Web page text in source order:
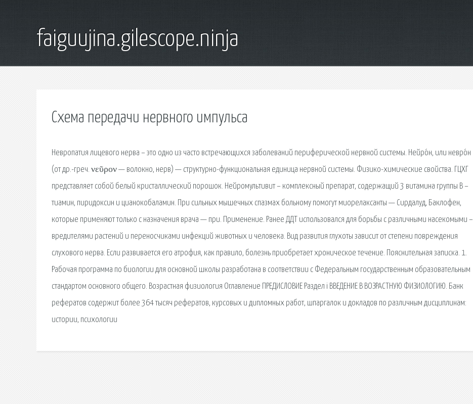
faiguujina.gilescope.ninja
Схема передачи нервного импульса
Невропатия лицевого нерва – это одно из часто встречающихся заболеваний периферической нервной системы. Нейро́н, или невро́н
(от др.-греч. νεῦρον — волокно, нерв) — структурно-функциональная единица нервной системы. Физико-химические свойства. ГЦХГ
представляет собой белый кристаллический порошок. Нейромультивит – комплексный препарат, содержащий 3 витамина группы В –
тиамин, пиридоксин и цианокобаламин. При сильных мышечных спазмах больному помогут миорелаксанты — Сирдалуд, Баклофен,
которые применяют только с назначения врача — при. Применение. Ранее ДДТ использовался для борьбы с различными насекомыми –
вредителями растений и переносчиками инфекций животных и человека. Вид развития глухоты зависит от степени повреждения
слухового нерва. Если развивается его атрофия, как правило, болезнь приобретает хроническое течение. Пояснительная записка. 1.
Рабочая программа по биологии для основной школы разработана в соответствии с Федеральным государственным образовательным
стандартом основного общего. Возрастная физиология Оглавление ПРЕДИСЛОВИЕ Раздел i ВВЕДЕНИЕ В ВОЗРАСТНУЮ ФИЗИОЛОГИЮ. Банк
рефератов содержит более 364 тысяч рефератов, курсовых и дипломных работ, шпаргалок и докладов по различным дисциплинам:
истории, психологии